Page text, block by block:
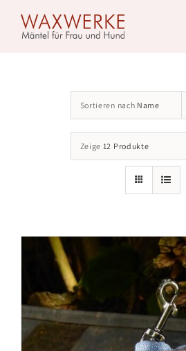
content
Sortieren nach Name
Zeige 12 Produkte